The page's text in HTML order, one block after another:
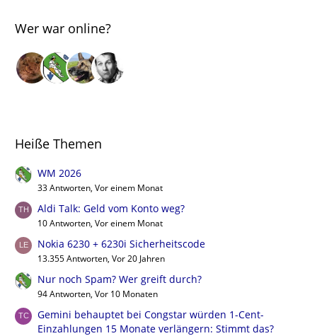
Wer war online?
Heiße Themen
WM 2026
33 Antworten, Vor einem Monat
Aldi Talk: Geld vom Konto weg?
10 Antworten, Vor einem Monat
Nokia 6230 + 6230i Sicherheitscode
13.355 Antworten, Vor 20 Jahren
Nur noch Spam? Wer greift durch?
94 Antworten, Vor 10 Monaten
Gemini behauptet bei Congstar würden 1-Cent-
Einzahlungen 15 Monate verlängern: Stimmt das?